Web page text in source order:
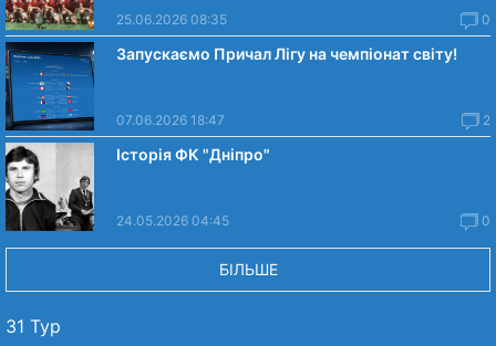
25.06.2026 08:35 0
Запускаємо Причал Лігу на чемпіонат світу!
07.06.2026 18:47 2
Історія ФК "Дніпро"
24.05.2026 04:45 0
БІЛЬШЕ
31 Тур